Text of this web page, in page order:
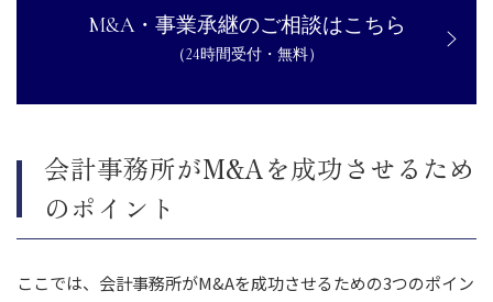
M&A・事業承継のご相談はこちら
（24時間受付・無料）
会計事務所がM&Aを成功させるため
のポイント
ここでは、会計事務所がM&Aを成功させるための3つのポイン